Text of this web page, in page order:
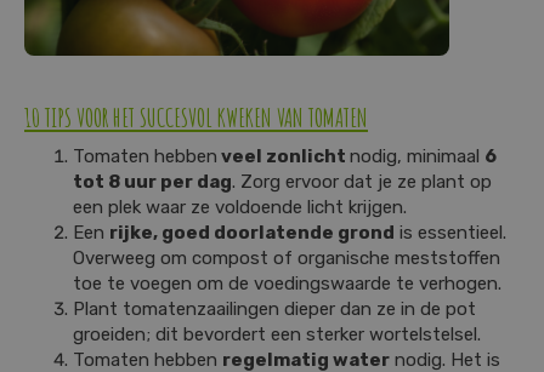
10 TIPS VOOR HET SUCCESVOL KWEKEN VAN TOMATEN
Tomaten hebben veel zonlicht nodig, minimaal 6
tot 8 uur per dag. Zorg ervoor dat je ze plant op
een plek waar ze voldoende licht krijgen.
Een rijke, goed doorlatende grond is essentieel.
Overweeg om compost of organische meststoffen
toe te voegen om de voedingswaarde te verhogen.
Plant tomatenzaailingen dieper dan ze in de pot
groeiden; dit bevordert een sterker wortelstelsel.
Tomaten hebben regelmatig water nodig. Het is